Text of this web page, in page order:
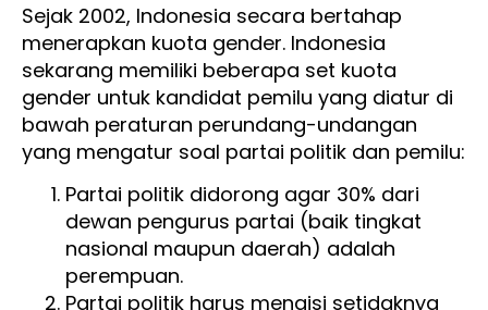
Sejak 2002, Indonesia secara bertahap
menerapkan kuota gender. Indonesia
sekarang memiliki beberapa set kuota
gender untuk kandidat pemilu yang diatur di
bawah peraturan perundang-undangan
yang mengatur soal partai politik dan pemilu:
Partai politik didorong agar 30% dari
dewan pengurus partai (baik tingkat
nasional maupun daerah) adalah
perempuan.
Partai politik harus mengisi setidaknya